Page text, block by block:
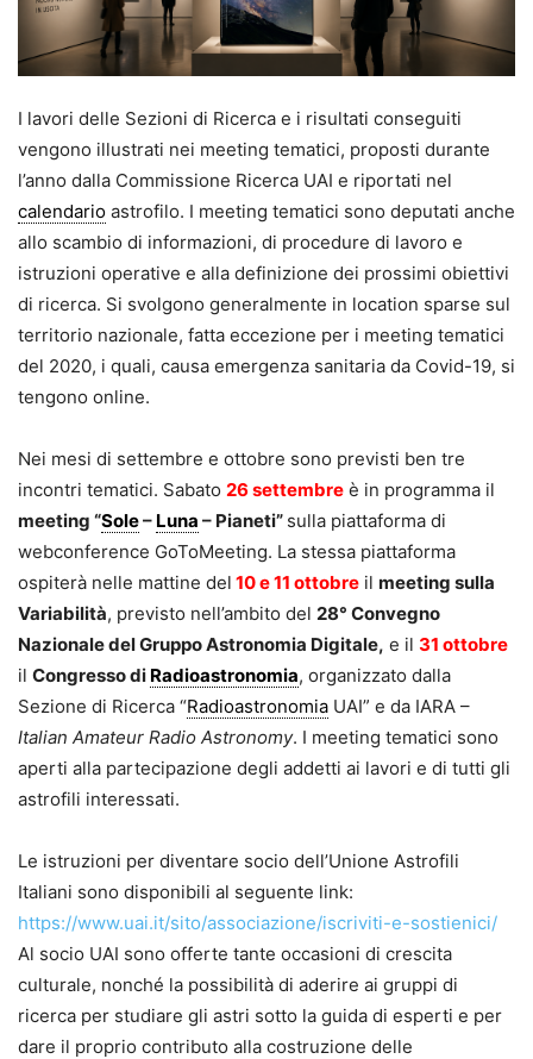
I lavori delle Sezioni di Ricerca e i risultati conseguiti
vengono illustrati nei meeting tematici, proposti durante
l’anno dalla Commissione Ricerca UAI e riportati nel
calendario astrofilo. I meeting tematici sono deputati anche
allo scambio di informazioni, di procedure di lavoro e
istruzioni operative e alla definizione dei prossimi obiettivi
di ricerca. Si svolgono generalmente in location sparse sul
territorio nazionale, fatta eccezione per i meeting tematici
del 2020, i quali, causa emergenza sanitaria da Covid-19, si
tengono online.
Nei mesi di settembre e ottobre sono previsti ben tre
incontri tematici. Sabato 26 settembre è in programma il
meeting “Sole– Luna – Pianeti” sulla piattaforma di
webconference GoToMeeting. La stessa piattaforma
ospiterà nelle mattine del 10 e 11 ottobre il meeting sulla
Variabilità, previsto nell’ambito del 28° Convegno
Nazionale del Gruppo Astronomia Digitale, e il 31 ottobre
il Congresso di Radioastronomia, organizzato dalla
Sezione di Ricerca “Radioastronomia UAI” e da IARA –
Italian Amateur Radio Astronomy. I meeting tematici sono
aperti alla partecipazione degli addetti ai lavori e di tutti gli
astrofili interessati.
Le istruzioni per diventare socio dell’Unione Astrofili
Italiani sono disponibili al seguente link:
https://www.uai.it/sito/associazione/iscriviti-e-sostienici/
Al socio UAI sono offerte tante occasioni di crescita
culturale, nonché la possibilità di aderire ai gruppi di
ricerca per studiare gli astri sotto la guida di esperti e per
dare il proprio contributo alla costruzione delle